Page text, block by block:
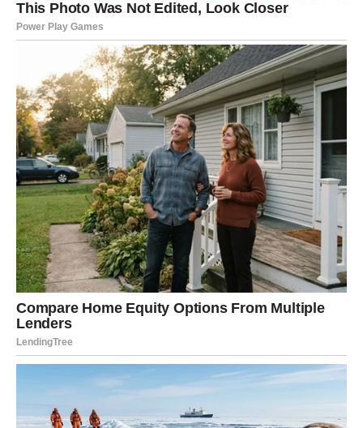
Moguća je poruka iznenada. Ili susret koji pokreće
leptiriće.
Ako ste u vezi – danas dolazi do osveženja odnosa.
Ako ste sami – neko vas dugo posmatra i danas pravi prvi
potez.
Sudbina vam danas donosi neočekivanu emociju.
Ribe
Ribe danas doživljavaju ljubavni film uživo.
Neko vam pokazuje emociju na način koji vas ostavlja bez
reči.
Ako ste u vezi – danas je dan romantike, nežnosti i
dubokih razgovora.